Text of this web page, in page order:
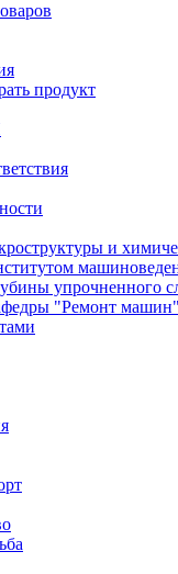
продукт
и
упрочненного
"Ремонт